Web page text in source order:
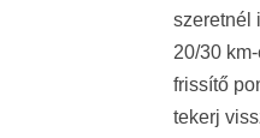
szeretnél
20/30
frissítő
tekerj